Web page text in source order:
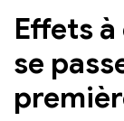
Effets
se